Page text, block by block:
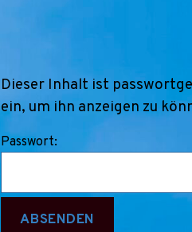
Dieser Inhalt ist
ein, um ihn anzeigen zu
Passwort: